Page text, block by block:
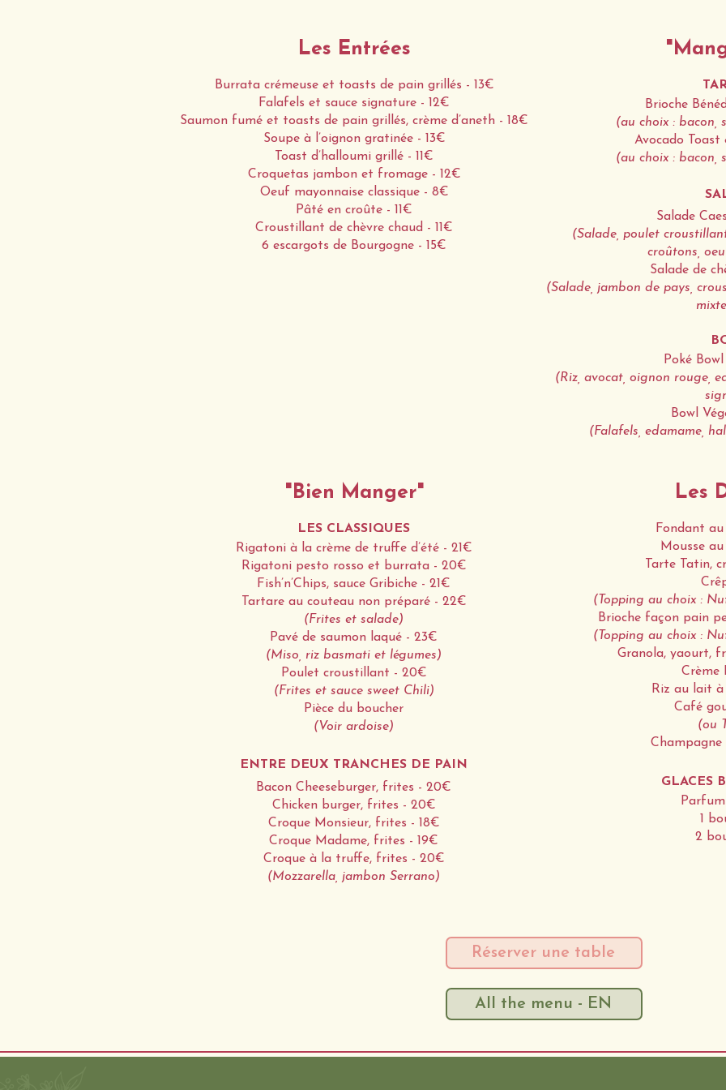
Les Entrées
Burrata crémeuse et toasts de pain grillés - 13€
Falafels et sauce signature - 12€
Saumon fumé et toasts de pain grillés, crème d’aneth - 18€
Soupe à l’oignon gratinée - 13€
Toast d’halloumi grillé - 11€
Croquetas jambon et fromage - 12€
Oeuf mayonnaise classique - 8€
Pâté en croûte - 11€
Croustillant de chèvre chaud - 11€
6 escargots de Bourgogne - 15€
Brioche
(au choix : bacon,
Avocado Toast
(au choix : bacon,
Salade
(Salade, poulet
croûtons,
Salade de
(Salade, jambon de pays,
Poké
(Riz, avocat, oignon rouge,
Bowl
(Falafels, edamame,
"Bien Manger"
LES CLASSIQUES
Rigatoni à la crème de truffe d’été - 21€
Rigatoni pesto rosso et burrata - 20€
Fish’n’Chips, sauce Gribiche - 21€
Tartare au couteau non préparé - 22€
(Frites et salade)
Pavé de saumon laqué - 23€
(Miso, riz basmati et légumes)
Poulet croustillant - 20€
(Frites et sauce sweet Chili)
Pièce du boucher
(Voir ardoise)
ENTRE DEUX TRANCHES DE PAIN
Bacon Cheeseburger, frites - 20€
Chicken burger, frites - 20€
Croque Monsieur, frites - 18€
Croque Madame, frites - 19€
Croque à la truffe, frites - 20€
(Mozzarella, jambon Serrano)
Les
Fondant
Mousse
Tarte Tatin,
(Topping au choix :
Brioche façon pain
(Topping au choix :
Granola, yaourt,
Crème
Riz au lait
Café
(ou
GLACES
1
2
Réserver une table
All the menu - EN